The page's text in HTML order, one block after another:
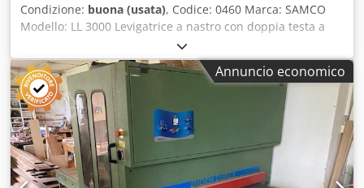
Condizione: buona (usata), Codice: 0460 Marca: SAMCO
Modello: LL 3000 Levigatrice a nastro con doppia testa a
collo d'oca per legno, mobili, telai di finestre, materiali
compositi, alluminio e altri materiali. Dati tecnici: Struttura
in ghisa Lunghezza del piano mm 3000 Larghezza del
piano mm 800 Corsa verticale mm 650 Potenza motore CV
4 N. 2 velocità giri/min 1450/2800 Cjdpfx Aiezpvy Asrsrf
Sollevamento automatico del piano Larghezza del nastro
mm 120 Lunghezza massima del nastro mm 8000
Dimensioni complessive mm 4350 x 1500 x 1550 (altezza)
Peso kg 600
Annuncio economico